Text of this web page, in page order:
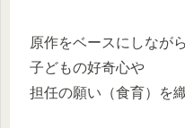
原作をベースにしながら
子どもの好奇心や
担任の願い（食育）を